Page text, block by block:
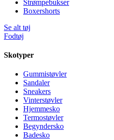
Strømpebukser
Boxershorts
Se alt tøj
Fodtøj
Skotyper
Gummistøvler
Sandaler
Sneakers
Vinterstøvler
Hjemmesko
Termostøvler
Begyndersko
Badesko